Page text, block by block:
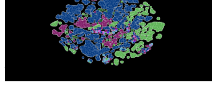
編者按：本文在戈登貝爾獎得主名單公佈後，於